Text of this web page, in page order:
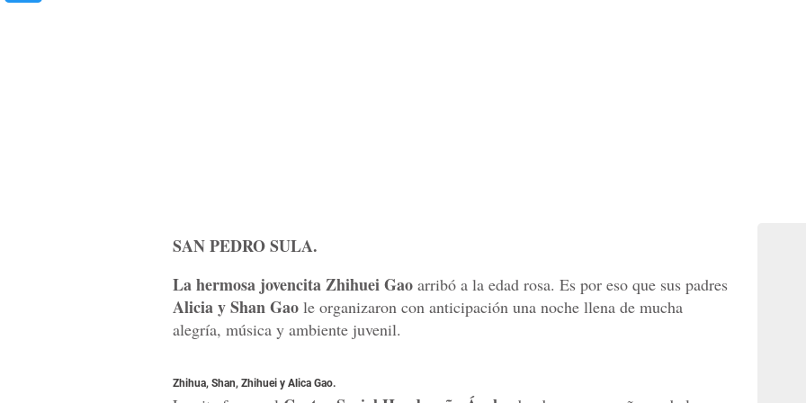
SAN PEDRO SULA.
La hermosa jovencita Zhihuei Gao arribó a la edad rosa. Es por eso que sus padres
Alicia y Shan Gao le organizaron con anticipación una noche llena de mucha
alegría, música y ambiente juvenil.
Zhihua, Shan, Zhihuei y Alica Gao.